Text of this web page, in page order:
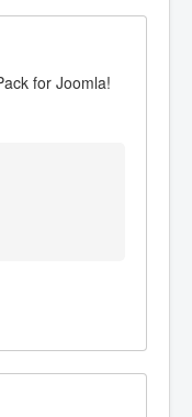
for Joomla!